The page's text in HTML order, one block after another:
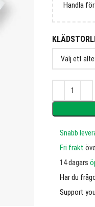
Handla för
Snabb
Fri frakt
14 dagars
Har du
Support